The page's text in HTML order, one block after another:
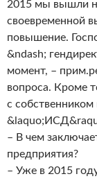
2015 мы вышли
своевременной
повышение.
&ndash;
момент, –
вопроса. Кроме
с
– В чем
предприятия?
– Уже в 2015